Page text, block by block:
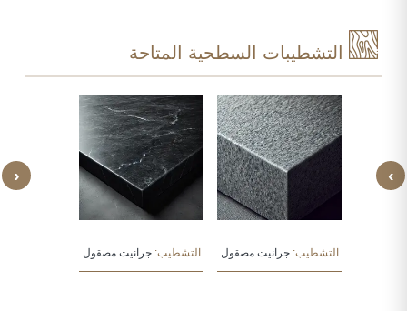
التشطيبات السطحية المتاحة
‹
التشطيب:جرانيت مصقول التشطيب:جرانيت مصقول
›